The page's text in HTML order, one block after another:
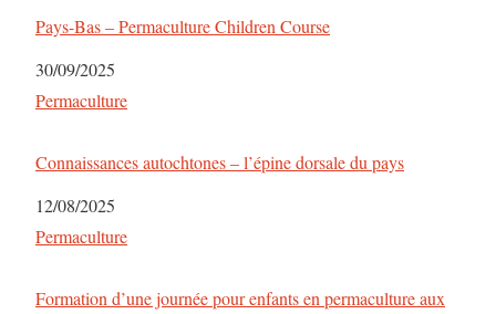
Pays-Bas – Permaculture Children Course
Date
30/09/2025
Par rapport à
Permaculture
Connaissances autochtones – l’épine dorsale du pays
Date
12/08/2025
Par rapport à
Permaculture
Formation d’une journée pour enfants en permaculture aux